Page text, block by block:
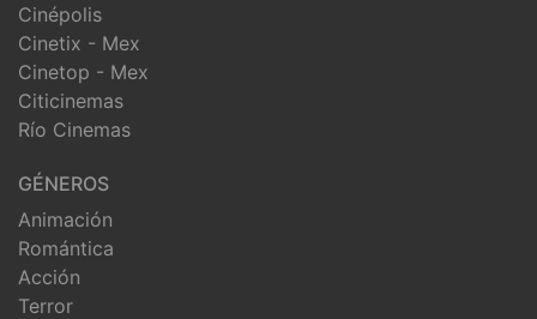
Cinépolis
Cinetix - Mex
Cinetop - Mex
Citicinemas
Río Cinemas
GÉNEROS
Animación
Romántica
Acción
Terror